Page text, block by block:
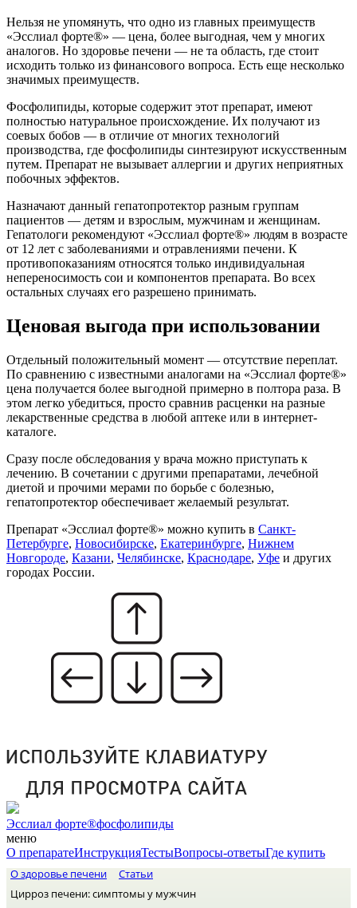
Нельзя не упомянуть, что одно из главных преимуществ
«Эсслиал форте®» — цена, более выгодная, чем у многих
аналогов. Но здоровье печени — не та область, где стоит
исходить только из финансового вопроса. Есть еще несколько
значимых преимуществ.
Фосфолипиды, которые содержит этот препарат, имеют
полностью натуральное происхождение. Их получают из
соевых бобов — в отличие от многих технологий
производства, где фосфолипиды синтезируют искусственным
путем. Препарат не вызывает аллергии и других неприятных
побочных эффектов.
Назначают данный гепатопротектор разным группам
пациентов — детям и взрослым, мужчинам и женщинам.
Гепатологи рекомендуют «Эсслиал форте®» людям в возрасте
от 12 лет с заболеваниями и отравлениями печени. К
противопоказаниям относятся только индивидуальная
непереносимость сои и компонентов препарата. Во всех
остальных случаях его разрешено принимать.
Ценовая выгода при использовании
Отдельный положительный момент — отсутствие переплат.
По сравнению с известными аналогами на «Эсслиал форте®»
цена получается более выгодной примерно в полтора раза. В
этом легко убедиться, просто сравнив расценки на разные
лекарственные средства в любой аптеке или в интернет-
каталоге.
Сразу после обследования у врача можно приступать к
лечению. В сочетании с другими препаратами, лечебной
диетой и прочими мерами по борьбе с болезнью,
гепатопротектор обеспечивает желаемый результат.
Препарат «Эсслиал форте®» можно купить в Санкт-
Петербурге, Новосибирске, Екатеринбурге, Нижнем
Новгороде, Казани, Челябинске, Краснодаре, Уфе и других
городах России.
Эсслиал форте®фосфолипиды
меню
О препаратеИнструкцияТестыВопросы-ответыГде купить
О здоровье печени
Статьи
Цирроз печени: симптомы у мужчин